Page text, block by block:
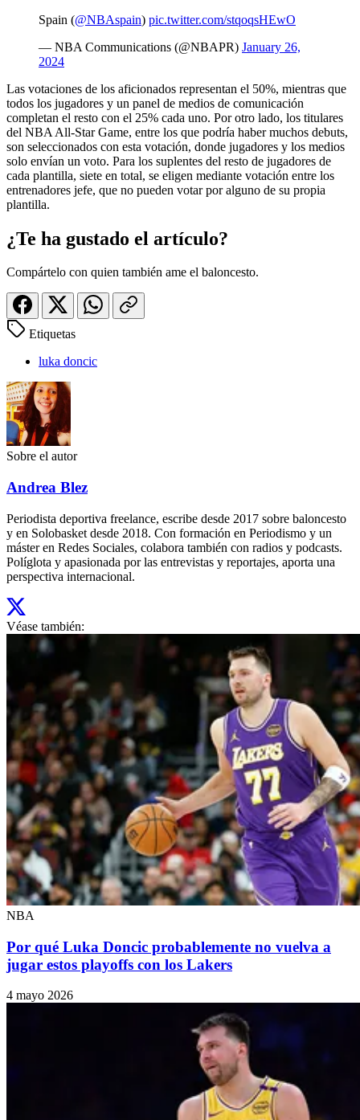
Spain (@NBAspain) pic.twitter.com/stqoqsHEwO
— NBA Communications (@NBAPR) January 26,
2024
Las votaciones de los aficionados representan el 50%, mientras que
todos los jugadores y un panel de medios de comunicación
completan el resto con el 25% cada uno. Por otro lado, los titulares
del NBA All-Star Game, entre los que podría haber muchos debuts,
son seleccionados con esta votación, donde jugadores y los medios
solo envían un voto. Para los suplentes del resto de jugadores de
cada plantilla, siete en total, se eligen mediante votación entre los
entrenadores jefe, que no pueden votar por alguno de su propia
plantilla.
¿Te ha gustado el artículo?
Compártelo con quien también ame el baloncesto.
Etiquetas
luka doncic
Sobre el autor
Andrea Blez
Periodista deportiva freelance, escribe desde 2017 sobre baloncesto
y en Solobasket desde 2018. Con formación en Periodismo y un
máster en Redes Sociales, colabora también con radios y podcasts.
Políglota y apasionada por las entrevistas y reportajes, aporta una
perspectiva internacional.
Véase también:
NBA
Por qué Luka Doncic probablemente no vuelva a
jugar estos playoffs con los Lakers
4 mayo 2026